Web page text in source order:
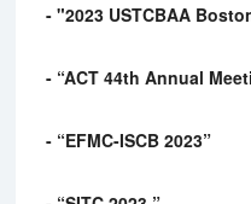
- "2023 USTCBAA
- “ACT 44th Annual
- “EFMC-ISCB 2023”